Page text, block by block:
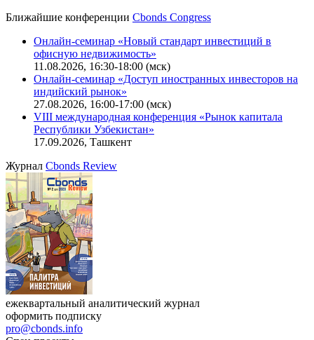
Ближайшие конференции Cbonds Congress
Онлайн-семинар «Новый стандарт инвестиций в
офисную недвижимость»
11.08.2026, 16:30-18:00 (мск)
Онлайн-семинар «Доступ иностранных инвесторов на
индийский рынок»
27.08.2026, 16:00-17:00 (мск)
VIII международная конференция «Рынок капитала
Республики Узбекистан»
17.09.2026, Ташкент
Журнал Cbonds Review
ежеквартальный аналитический журнал
оформить подписку
pro@cbonds.info